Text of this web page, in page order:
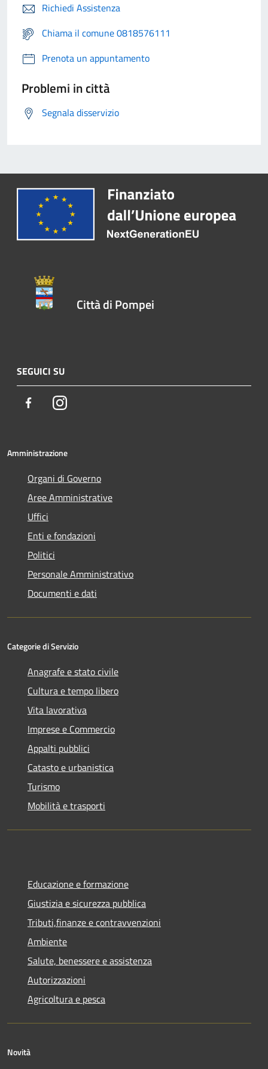
Richiedi Assistenza
Chiama il comune 0818576111
Prenota un appuntamento
Problemi in città
Segnala disservizio
Città di Pompei
SEGUICI SU
FacebookInstagram
Amministrazione
Organi di Governo
Aree Amministrative
Uffici
Enti e fondazioni
Politici
Personale Amministrativo
Documenti e dati
Categorie di Servizio
Anagrafe e stato civile
Cultura e tempo libero
Vita lavorativa
Imprese e Commercio
Appalti pubblici
Catasto e urbanistica
Turismo
Mobilità e trasporti
Educazione e formazione
Giustizia e sicurezza pubblica
Tributi,finanze e contravvenzioni
Ambiente
Salute, benessere e assistenza
Autorizzazioni
Agricoltura e pesca
Novità